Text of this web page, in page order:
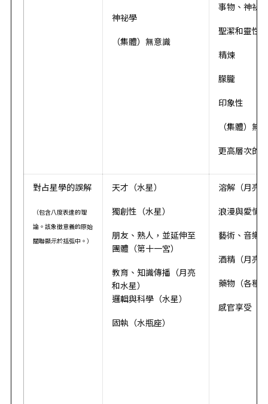
神祕學
（集體）無意識
事物、神祕
聖潔和靈性
精煉
朦朧
印象性
（集體）無
更高層次的
對占星學的誤解
（包含八度表達的理
論。該象徵意義的原始
關聯顯示於括弧中。）
天才（水星）
獨創性（水星）
朋友、熟人，並延伸至
團體（第十一宮）
教育、知識傳播（月亮
和水星）
邏輯與科學（水星）
固執（水瓶座）
溶解（月亮）
浪漫與愛情
藝術、音樂
酒精（月亮）
藥物（各種
感官享受（